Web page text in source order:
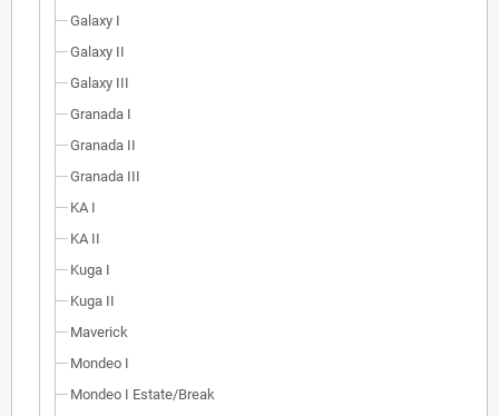
Galaxy I
Galaxy II
Galaxy III
Granada I
Granada II
Granada III
KA I
KA II
Kuga I
Kuga II
Maverick
Mondeo I
Mondeo I Estate/Break